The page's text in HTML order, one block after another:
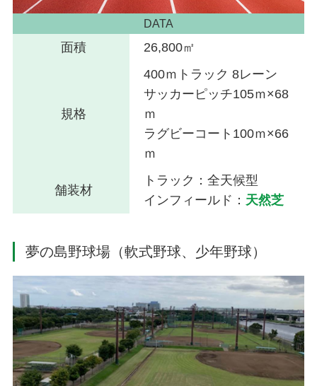
DATA
面積 26,800㎡
規格
400ｍトラック 8レーン
サッカーピッチ105ｍ×68
ｍ
ラグビーコート100ｍ×66
ｍ
舗装材
トラック：全天候型
インフィールド： 天然芝
夢の島野球場（軟式野球、少年野球）